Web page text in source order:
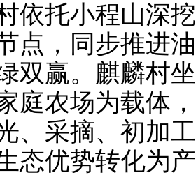
依托小程山深
点，同步推进
双赢。麒麟村
庭农场为载体
、采摘、初加
态优势转化为